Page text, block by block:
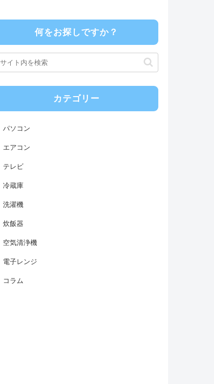
何をお探しですか？
カテゴリー
パソコン
エアコン
テレビ
冷蔵庫
洗濯機
炊飯器
空気清浄機
電子レンジ
コラム